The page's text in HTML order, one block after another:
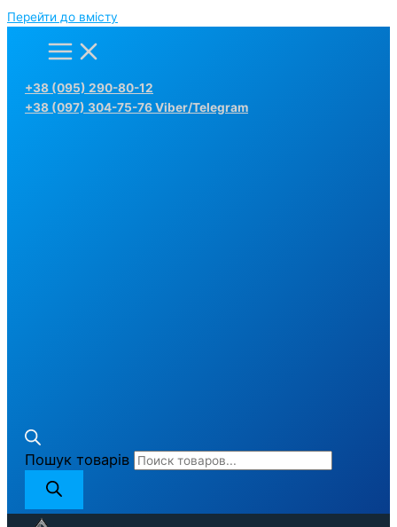
Перейти до вмісту
+38 (095) 290-80-12
+38 (097) 304-75-76 Viber/Telegram
Пошук товарів